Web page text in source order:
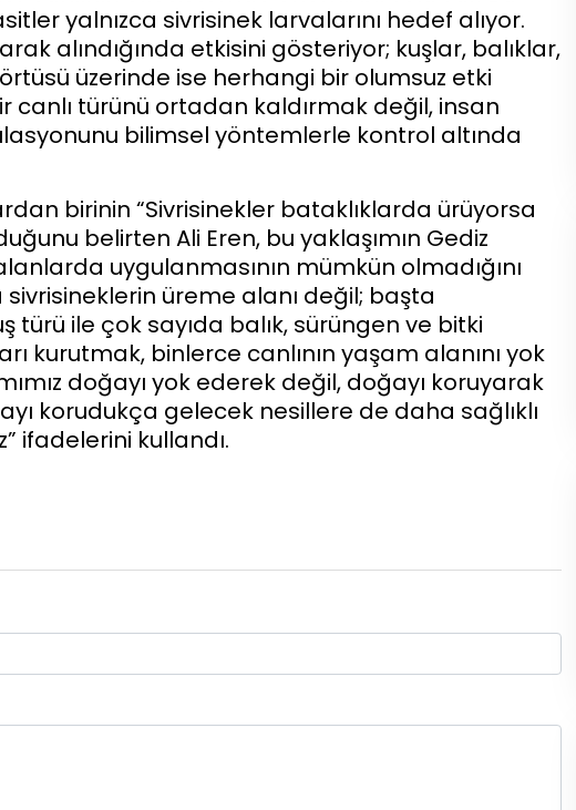
yalnızca sivrisinek larvalarını hedef alıyor.
alındığında etkisini gösteriyor; kuşlar, balıklar,
üzerinde ise herhangi bir olumsuz etki
canlı türünü ortadan kaldırmak değil, insan
bilimsel yöntemlerle kontrol altında
birinin “Sivrisinekler bataklıklarda ürüyorsa
belirten Ali Eren, bu yaklaşımın Gediz
uygulanmasının mümkün olmadığını
sivrisineklerin üreme alanı değil; başta
ile çok sayıda balık, sürüngen ve bitki
kurutmak, binlerce canlının yaşam alanını yok
doğayı yok ederek değil, doğayı koruyarak
korudukça gelecek nesillere de daha sağlıklı
ifadelerini kullandı.